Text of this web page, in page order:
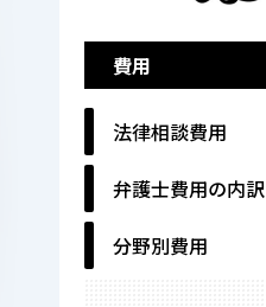
費用
法律相談費用
弁護士費用の内訳
分野別費用